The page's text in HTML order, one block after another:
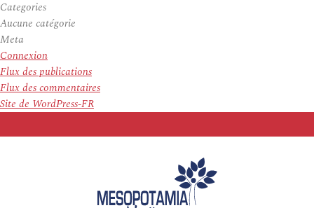
Categories
Aucune catégorie
Meta
Connexion
Flux des publications
Flux des commentaires
Site de WordPress-FR